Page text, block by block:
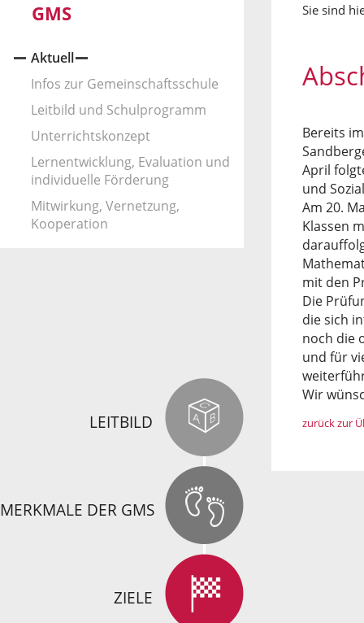
GMS
Aktuell
Infos zur Gemeinschaftsschule
Leitbild und Schulprogramm
Unterrichtskonzept
Lernentwicklung, Evaluation und
individuelle Förderung
Mitwirkung, Vernetzung,
Kooperation
LEITBILD
MERKMALE DER GMS
ZIELE
Sie sind
Bereits
April
und
Am 20.
Klassen
mit den
Die
die sich
noch die
und für
Wir
zurück zur